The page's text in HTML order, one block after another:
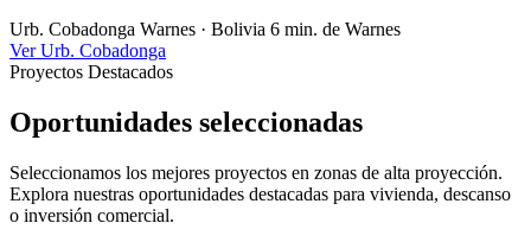
Urb. Cobadonga Warnes · Bolivia 6 min. de Warnes
Ver Urb. Cobadonga
Proyectos Destacados
Oportunidades seleccionadas
Seleccionamos los mejores proyectos en zonas de alta proyección.
Explora nuestras oportunidades destacadas para vivienda, descanso
o inversión comercial.